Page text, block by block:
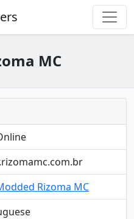
MC
Rizoma MC